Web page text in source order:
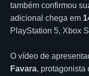
também confirmou
adicional chega em
PlayStation 5, Xbox
O vídeo de
Favara, protagonista